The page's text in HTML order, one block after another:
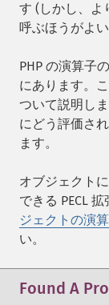
す (しかし、よ
呼ぶほうがよい
PHP の演算子
にあります。
ついて説明し
にどう評価さ
ます。
オブジェクト
できる PECL
ジェクトの演
い。
Found A